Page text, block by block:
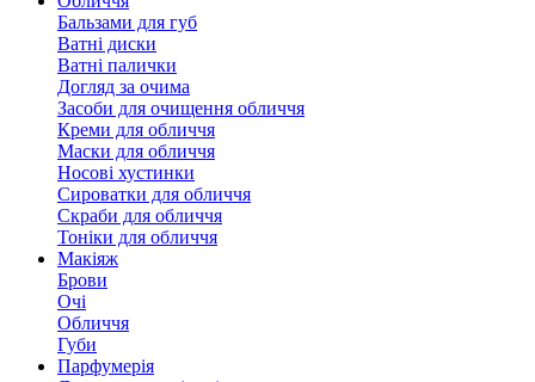
Бальзами для губ
Ватні диски
Ватні палички
Догляд за очима
Засоби для очищення обличчя
Креми для обличчя
Маски для обличчя
Носові хустинки
Сироватки для обличчя
Скраби для обличчя
Тоніки для обличчя
Макіяж
Брови
Очі
Обличчя
Губи
Парфумерія